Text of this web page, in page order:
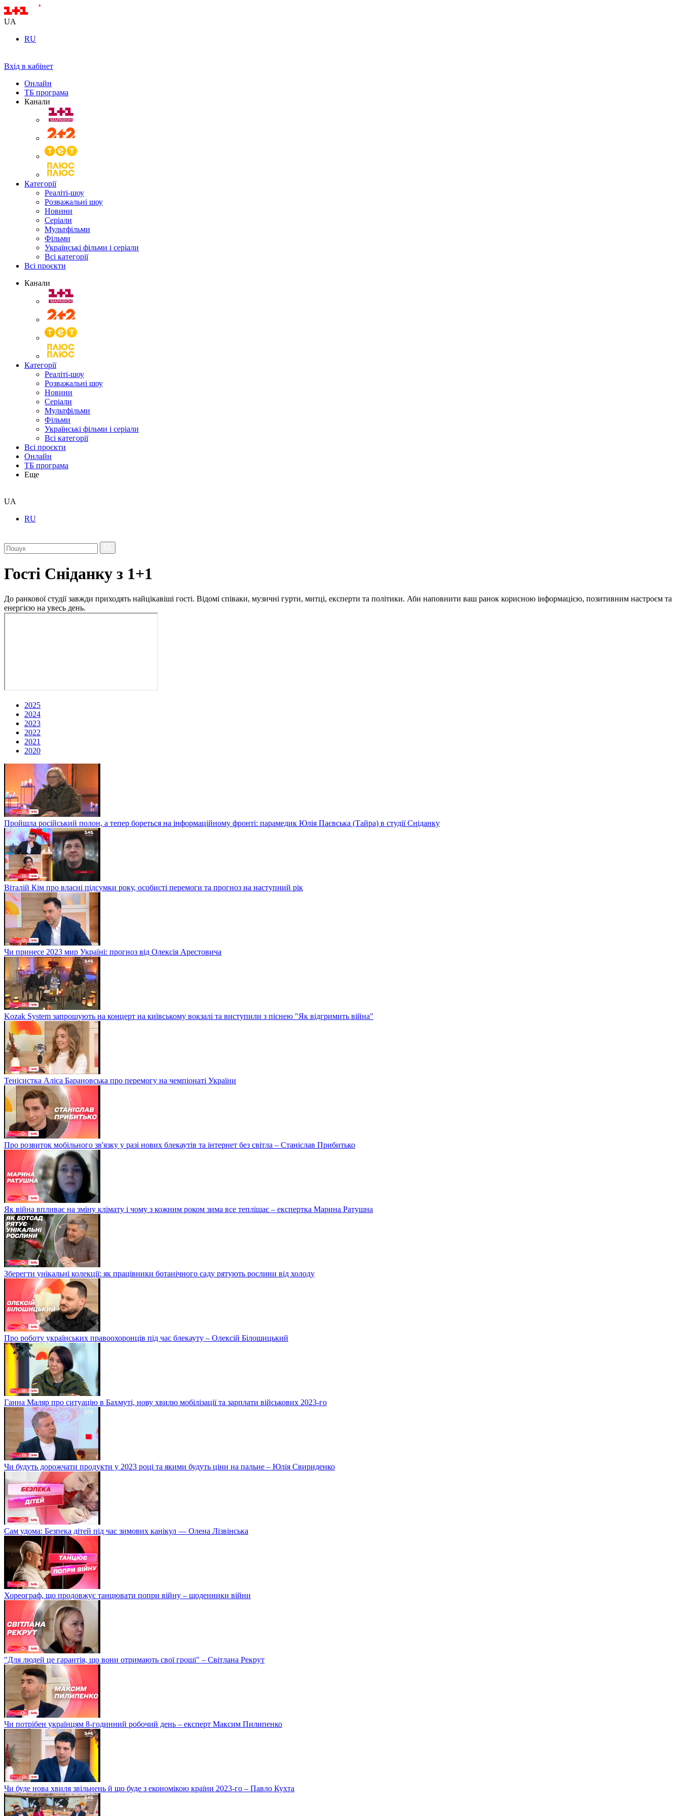
UA
RU
Вхід в кабінет
Онлайн
ТБ програма
Канали
Категорії
Реаліті-шоу
Розважальні шоу
Новини
Серіали
Мультфільми
Фільми
Українські фільми і серіали
Всі категорії
Всі проєкти
Канали
Категорії
Реаліті-шоу
Розважальні шоу
Новини
Серіали
Мультфільми
Фільми
Українські фільми і серіали
Всі категорії
Всі проєкти
Онлайн
ТБ програма
Еще
UA
RU
Гості Сніданку з 1+1
До ранкової студії завжди приходять найцікавіші гості. Відомі співаки, музичні гурти, митці, експерти та політики. Аби наповнити ваш ранок корисною інформацією, позитивним настроєм та
енергією на увесь день.
2025
2024
2023
2022
2021
2020
Пройшла російський полон, а тепер бореться на інформаційному фронті: парамедик Юлія Паєвська (Тайра) в студії Сніданку
Віталій Кім про власні підсумки року, особисті перемоги та прогноз на наступний рік
Чи принесе 2023 мир Україні: прогноз від Олексія Арестовича
Kozak System запрошують на концерт на київському вокзалі та виступили з піснею "Як відгримить війна"
Тенісистка Аліса Барановська про перемогу на чемпіонаті України
Про розвиток мобільного зв'язку у разі нових блекаутів та інтернет без світла – Станіслав Прибитько
Як війна впливає на зміну клімату і чому з кожним роком зима все теплішає – експертка Марина Ратушна
Зберегти унікальні колекції: як працівники ботанічного саду рятують рослини від холоду
Про роботу українських правоохоронців під час блекауту – Олексій Білошицький
Ганна Маляр про ситуацію в Бахмуті, нову хвилю мобілізації та зарплати військових 2023-го
Чи будуть дорожчати продукти у 2023 році та якими будуть ціни на пальне – Юлія Свириденко
Сам удома: Безпека дітей під час зимових канікул — Олена Лізвінська
Хореограф, що продовжує танцювати попри війну – щоденники війни
"Для людей це гарантія, що вони отримають свої гроші" – Світлана Рекрут
Чи потрібен українцям 8-годинний робочий день – експерт Максим Пилипенко
Чи буде нова хвиля звільнень й що буде з економікою країни 2023-го – Павло Кухта